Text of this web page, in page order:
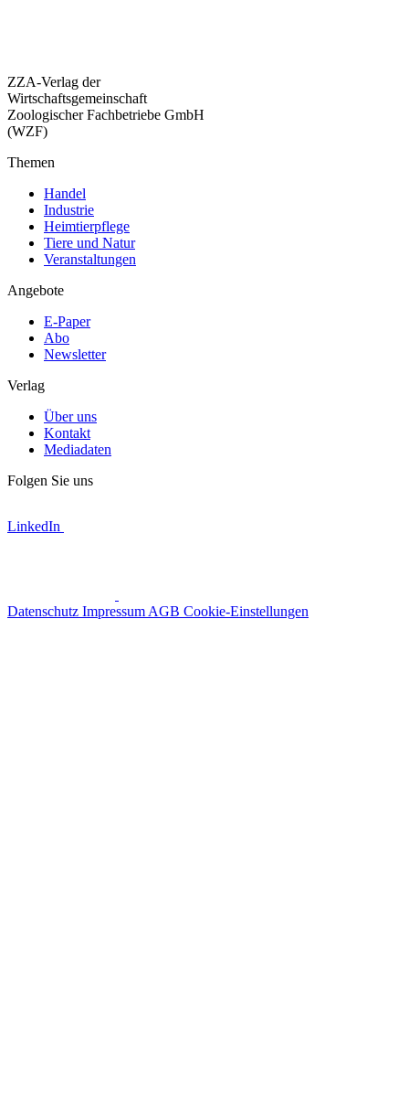
ZZA-Verlag der
Wirtschaftsgemeinschaft
Zoologischer Fachbetriebe GmbH
(WZF)
Themen
Handel
Industrie
Heimtierpflege
Tiere und Natur
Veranstaltungen
Angebote
E-Paper
Abo
Newsletter
Verlag
Über uns
Kontakt
Mediadaten
Folgen Sie uns
LinkedIn
Datenschutz Impressum AGB Cookie-Einstellungen